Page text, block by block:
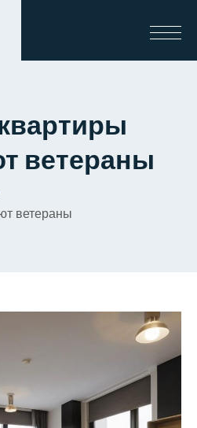
ветераны
ветераны